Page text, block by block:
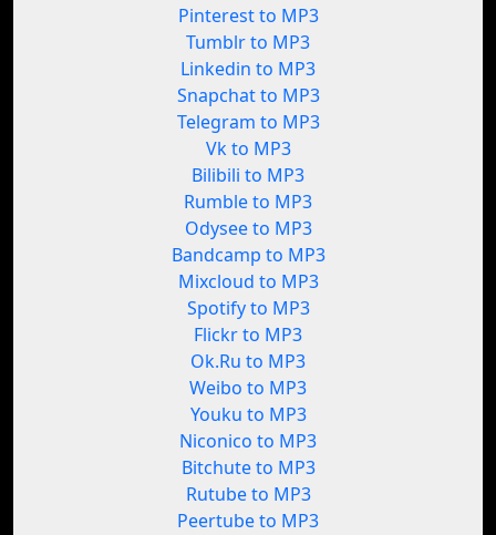
Pinterest to MP3
Tumblr to MP3
Linkedin to MP3
Snapchat to MP3
Telegram to MP3
Vk to MP3
Bilibili to MP3
Rumble to MP3
Odysee to MP3
Bandcamp to MP3
Mixcloud to MP3
Spotify to MP3
Flickr to MP3
Ok.Ru to MP3
Weibo to MP3
Youku to MP3
Niconico to MP3
Bitchute to MP3
Rutube to MP3
Peertube to MP3